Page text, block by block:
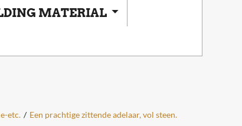
MATERIAL
etc. / Een prachtige zittende adelaar, vol steen.